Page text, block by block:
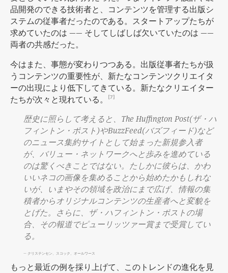
品開発のできる技術者と、コンテンツを管理する出版シ
ステムの従事者だったのである。スタートアップたちが
求めていたのは —— そしてしばしば欠いていたのは ——
両者の共感だった。
今はまた、事態が変わりつつある。出版従事者たちが扱
うコンテンツの重要性が、新たなコンテンツクリエイタ
ーの出現により低下してきている。新たなクリエイター
たちが次々と現れている。
[7]
歴史に照らして考えると、The Huffington Post(ザ・ハ
フィントン・ポスト)やBuzzFeed(バズフィード)など
のニュース集約サイトとして始まった新規参入者
が、バリュー・ネットワークへと歩みを進めている
のは驚くべきことではない。たしかに彼らは、かわ
いいネコの画像を集めることから始めたかもしれな
いが、いまやその領域を政治にまで広げ、情報の集
積者からオリジナルコンテンツの生産者へと変貌を
とげた。さらに、ザ・ハフィントン・ポストの場
合、その報道でピューリッツァー賞まで受賞してい
る。
— クリステンセン、スコック、オールワース
もっと最近の例を採り上げて、このトレンドの進化を見